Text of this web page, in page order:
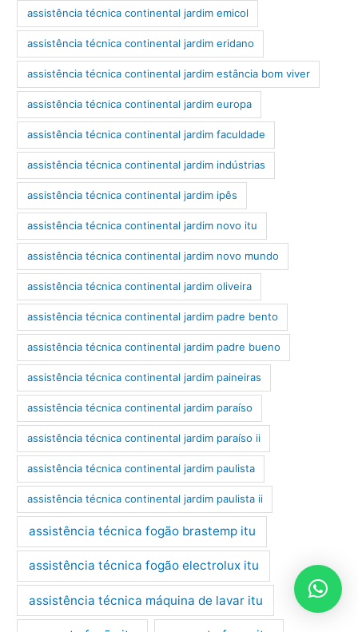
assistência técnica continental jardim emicol
assistência técnica continental jardim eridano
assistência técnica continental jardim estância bom viver
assistência técnica continental jardim europa
assistência técnica continental jardim faculdade
assistência técnica continental jardim indústrias
assistência técnica continental jardim ipês
assistência técnica continental jardim novo itu
assistência técnica continental jardim novo mundo
assistência técnica continental jardim oliveira
assistência técnica continental jardim padre bento
assistência técnica continental jardim padre bueno
assistência técnica continental jardim paineiras
assistência técnica continental jardim paraíso
assistência técnica continental jardim paraíso ii
assistência técnica continental jardim paulista
assistência técnica continental jardim paulista ii
assistência técnica fogão brastemp itu
assistência técnica fogão electrolux itu
assistência técnica máquina de lavar itu